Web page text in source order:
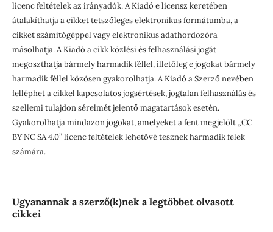
licenc feltételek az irányadók. A Kiadó e licensz keretében
átalakíthatja a cikket tetszőleges elektronikus formátumba, a
cikket számítógéppel vagy elektronikus adathordozóra
másolhatja. A Kiadó a cikk közlési és felhasználási jogát
megoszthatja bármely harmadik féllel, illetőleg e jogokat bármely
harmadik féllel közösen gyakorolhatja. A Kiadó a Szerző nevében
felléphet a cikkel kapcsolatos jogsértések, jogtalan felhasználás és
szellemi tulajdon sérelmét jelentő magatartások esetén.
Gyakorolhatja mindazon jogokat, amelyeket a fent megjelölt „CC
BY NC SA 4.0” licenc feltételek lehetővé tesznek harmadik felek
számára.
Ugyanannak a szerző(k)nek a legtöbbet olvasott
cikkei